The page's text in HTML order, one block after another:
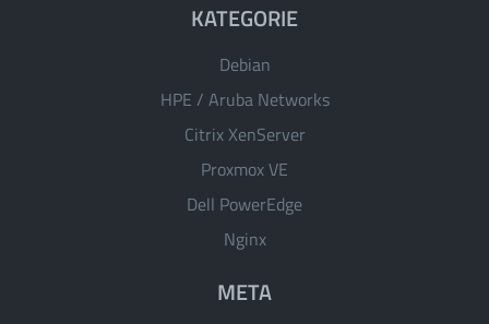
KATEGORIE
Debian
HPE / Aruba Networks
Citrix XenServer
Proxmox VE
Dell PowerEdge
Nginx
META